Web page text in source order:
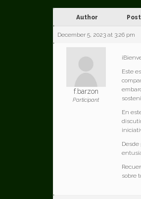
Author
December 5, 2023 at 3:26 pm
f.barzon
Participant
Este
En
Desde
sobre